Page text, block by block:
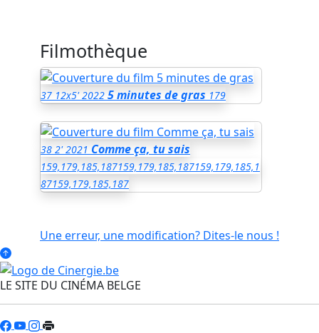
Filmothèque
37 12x5' 2022 5 minutes de gras 179
38 2' 2021 Comme ça, tu sais
159,179,185,187159,179,185,187159,179,185,1
87159,179,185,187
Une erreur, une modification? Dites-le nous !
LE SITE DU CINÉMA BELGE